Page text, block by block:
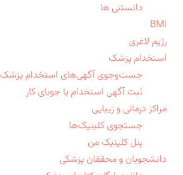
دانستنی ها
BMI
رژیم لاغری
استخدام پزشک
جست‌وجوی آگهی‌های استخدام پزشک
ثبت آگهی استخدام یا جویای کار
مراکز درمانی و زیبایی
جستجوی کلینیک‌ها
پنل کلینیک من
دانشجویان و محققان پزشکی